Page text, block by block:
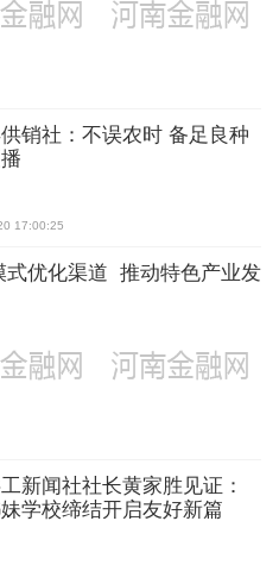
销社：不误农时 备足良种
17:00:25
式优化渠道 推动特色产业发
新闻社社长黄家胜见证：
学校缔结开启友好新篇